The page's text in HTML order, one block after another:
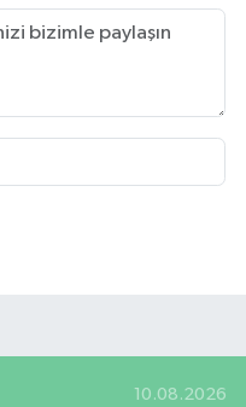
10.08.2026